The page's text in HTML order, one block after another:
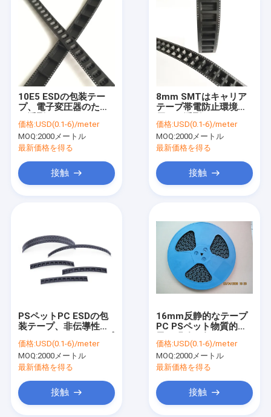
企業情報
会社案内
ニュース
すべての場合
10E5 ESDの包装テー
プ、電子変圧器のため
ャリアのテープ リール
価格:USD(0.1-6)/meter
MOQ:2000メートル
最新価格を得る
接触
8mm SMTはキャリア
テープ帯電防止環境に
価格:USD(0.1-6)/meter
MOQ:2000メートル
最新価格を得る
接触
PSペットPC ESDの包
装テープ、非伝導性
価格:USD(0.1-6)/meter
MOQ:2000メートル
最新価格を得る
接触
16mm反静的なテープ
PC PSペット物質的で
価格:USD(0.1-6)/meter
MOQ:2000メートル
最新価格を得る
接触